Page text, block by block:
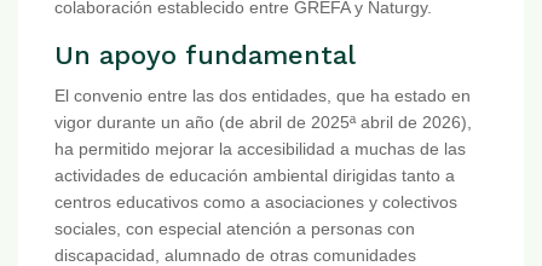
colaboración establecido entre GREFA y Naturgy.
Un apoyo fundamental
El convenio entre las dos entidades, que ha estado en
vigor durante un año (de abril de 2025ª abril de 2026),
ha permitido mejorar la accesibilidad a muchas de las
actividades de educación ambiental dirigidas tanto a
centros educativos como a asociaciones y colectivos
sociales, con especial atención a personas con
discapacidad, alumnado de otras comunidades